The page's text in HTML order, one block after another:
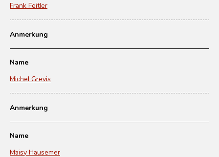
Frank Feitler
Anmerkung
Name
Michel Grevis
Anmerkung
Name
Maisy Hausemer